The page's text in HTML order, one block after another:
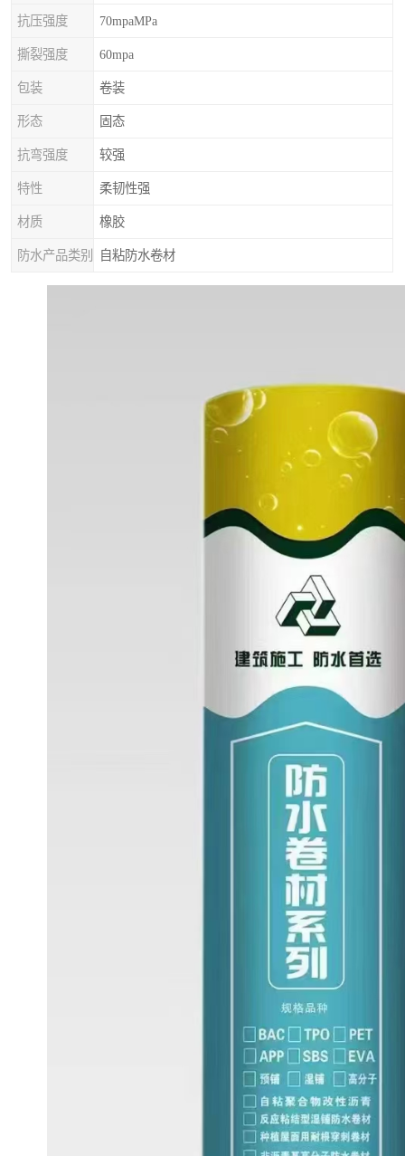
抗压强度 70mpaMPa
撕裂强度 60mpa
包装 卷装
形态 固态
抗弯强度 较强
特性 柔韧性强
材质 橡胶
防水产品类别 自粘防水卷材